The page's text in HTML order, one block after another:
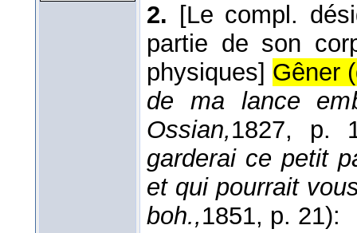
2. [Le compl.
partie de son
physiques] Gêner
de ma lance
Ossian,1827, p.
garderai ce petit
et qui pourrait
boh.,1851, p. 21):